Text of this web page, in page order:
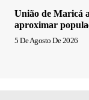
União de Maricá
aproximar
5 De Agosto De 2026